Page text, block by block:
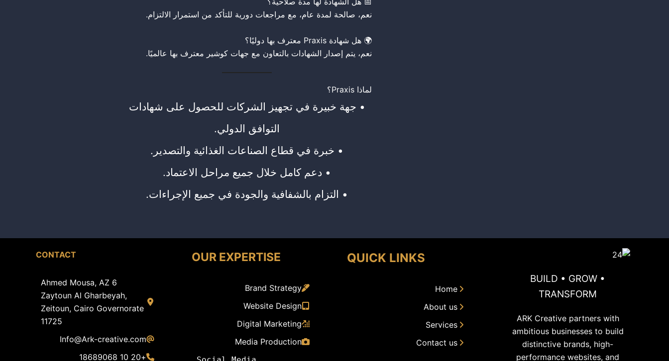
نعم، صالحة لمدة عام، مع مراجعات دورية للتأكد من استمرار الالتزام.
🌍 هل شهادة Praxis معترف بها دوليًا؟
نعم، يتم إصدار الشهادات بالتعاون مع جهات كوشير معترف بها عالميًا.
لماذا Praxis؟
• جهة خبيرة في تجهيز الشركات للحصول على شهادات
التوافق الدولي.
• خبرة في قطاع الصناعات الغذائية والتصدير.
• دعم كامل خلال جميع مراحل الاعتماد.
• التزام بالشفافية والجودة في جميع الإجراءات.
BUILD • GROW •
TRANSFORM
ARK Creative partners with
ambitious businesses to build
distinctive brands, high-
performance websites, and
QUICK LINKS
Home
About us
Services
Contact us
OUR EXPERTISE
Brand Strategy
Website Design
Digital Marketing
Media Production
CONTACT
6 Ahmed Mousa, AZ
Zaytoun Al Gharbeyah,
Zeitoun, Cairo Governorate
11725
Info@Ark-creative.com
+20 10 18689068